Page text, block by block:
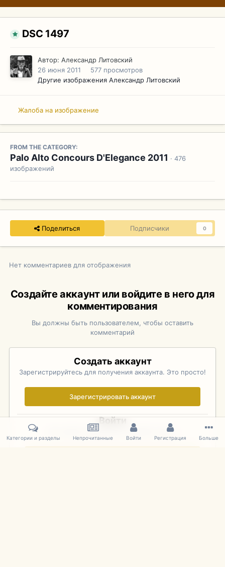
DSC 1497
Автор: Александр Литовский
26 июня 2011
577 просмотров
Другие изображения Александр Литовский
Жалоба на изображение
FROM THE CATEGORY:
Palo Alto Concours D'Elegance 2011 · 476
изображений
Поделиться Подписчики 0
Нет комментариев для отображения
Создайте аккаунт или войдите в него для
комментирования
Вы должны быть пользователем, чтобы оставить
комментарий
Создать аккаунт
Зарегистрируйтесь для получения аккаунта. Это просто!
Зарегистрировать аккаунт
Войти
Уже зарегистрированы? Войдите здесь.
Категории и разделы Непрочитанные Войти Регистрация Больше